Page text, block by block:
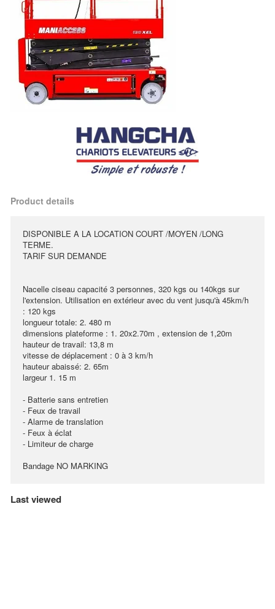
Product details
DISPONIBLE A LA LOCATION COURT /MOYEN /LONG
TERME.
TARIF SUR DEMANDE
Nacelle ciseau capacité 3 personnes, 320 kgs ou 140kgs sur
l'extension. Utilisation en extérieur avec du vent jusqu'à 45km/h
: 120 kgs
longueur totale: 2. 480 m
dimensions plateforme : 1. 20x2.70m , extension de 1,20m
hauteur de travail: 13,8 m
vitesse de déplacement : 0 à 3 km/h
hauteur abaissé: 2. 65m
largeur 1. 15 m
- Batterie sans entretien
- Feux de travail
- Alarme de translation
- Feux à éclat
- Limiteur de charge
Bandage NO MARKING
Last viewed